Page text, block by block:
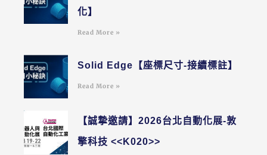
化】
Read More »
Solid Edge【座標尺寸-接續標註】
Read More »
【誠摯邀請】2026台北自動化展-敦
擎科技 <<K020>>